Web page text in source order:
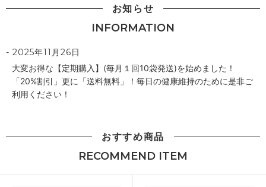
お知らせ
INFORMATION
2025年11月26日
大変お得な【定期購入】(毎月１回10袋発送)を始めました！
「20%割引」更に「送料無料」！毎日の健康維持のために是非ご
利用ください！
おすすめ商品
RECOMMEND ITEM